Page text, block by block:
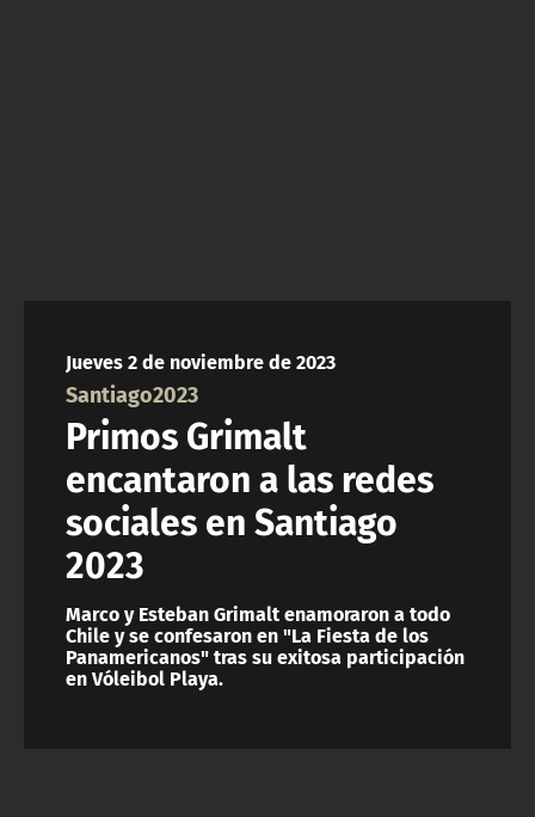
Jueves 2 de noviembre de 2023
Santiago2023
Primos Grimalt
encantaron a las redes
sociales en Santiago
2023
Marco y Esteban Grimalt enamoraron a todo
Chile y se confesaron en "La Fiesta de los
Panamericanos" tras su exitosa participación
en Vóleibol Playa.